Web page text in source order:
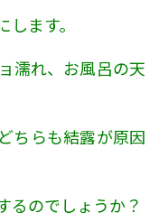
ます。
濡れ、お風呂の天
ちらも結露が原因
るのでしょうか？